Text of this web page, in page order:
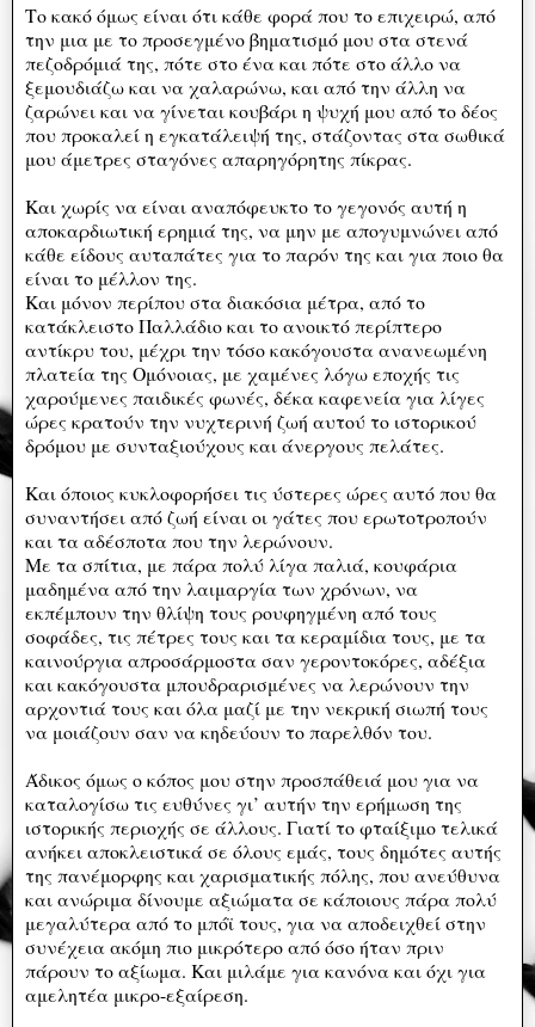
Το κακό όμως είναι ότι κάθε φορά που το επιχειρώ, από
την μια με το προσεγμένο βηματισμό μου στα στενά
πεζοδρόμιά της, πότε στο ένα και πότε στο άλλο να
ξεμουδιάζω και να χαλαρώνω, και από την άλλη να
ζαρώνει και να γίνεται κουβάρι η ψυχή μου από το δέος
που προκαλεί η εγκατάλειψή της, στάζοντας στα σωθικά
μου άμετρες σταγόνες απαρηγόρητης πίκρας.
Και χωρίς να είναι αναπόφευκτο το γεγονός αυτή η
αποκαρδιωτική ερημιά της, να μην με απογυμνώνει από
κάθε είδους αυταπάτες για το παρόν της και για ποιο θα
είναι το μέλλον της.
Και μόνον περίπου στα διακόσια μέτρα, από το
κατάκλειστο Παλλάδιο και το ανοικτό περίπτερο
αντίκρυ του, μέχρι την τόσο κακόγουστα ανανεωμένη
πλατεία της Ομόνοιας, με χαμένες λόγω εποχής τις
χαρούμενες παιδικές φωνές, δέκα καφενεία για λίγες
ώρες κρατούν την νυχτερινή ζωή αυτού το ιστορικού
δρόμου με συνταξιούχους και άνεργους πελάτες.
Και όποιος κυκλοφορήσει τις ύστερες ώρες αυτό που θα
συναντήσει από ζωή είναι οι γάτες που ερωτοτροπούν
και τα αδέσποτα που την λερώνουν.
Με τα σπίτια, με πάρα πολύ λίγα παλιά, κουφάρια
μαδημένα από την λαιμαργία των χρόνων, να
εκπέμπουν την θλίψη τους ρουφηγμένη από τους
σοφάδες, τις πέτρες τους και τα κεραμίδια τους, με τα
καινούργια απροσάρμοστα σαν γεροντοκόρες, αδέξια
και κακόγουστα μπουδραρισμένες να λερώνουν την
αρχοντιά τους και όλα μαζί με την νεκρική σιωπή τους
να μοιάζουν σαν να κηδεύουν το παρελθόν του.
Άδικος όμως ο κόπος μου στην προσπάθειά μου για να
καταλογίσω τις ευθύνες γι’ αυτήν την ερήμωση της
ιστορικής περιοχής σε άλλους. Γιατί το φταίξιμο τελικά
ανήκει αποκλειστικά σε όλους εμάς, τους δημότες αυτής
της πανέμορφης και χαρισματικής πόλης, που ανεύθυνα
και ανώριμα δίνουμε αξιώματα σε κάποιους πάρα πολύ
μεγαλύτερα από το μπόϊ τους, για να αποδειχθεί στην
συνέχεια ακόμη πιο μικρότερο από όσο ήταν πριν
πάρουν το αξίωμα. Και μιλάμε για κανόνα και όχι για
αμελητέα μικρο-εξαίρεση.